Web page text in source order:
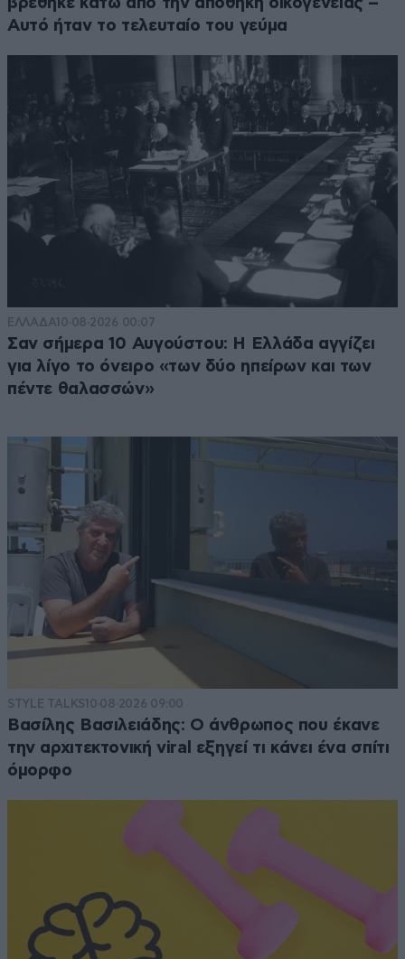
Αυτό ήταν το τελευταίο του γεύμα
ΕΛΛΑΔΑ10·08·2026 00:07
Σαν σήμερα 10 Αυγούστου: Η Ελλάδα αγγίζει
για λίγο το όνειρο «των δύο ηπείρων και των
πέντε θαλασσών»
STYLE TALKS10·08·2026 09:00
Βασίλης Βασιλειάδης: Ο άνθρωπος που έκανε
την αρχιτεκτονική viral εξηγεί τι κάνει ένα σπίτι
όμορφο